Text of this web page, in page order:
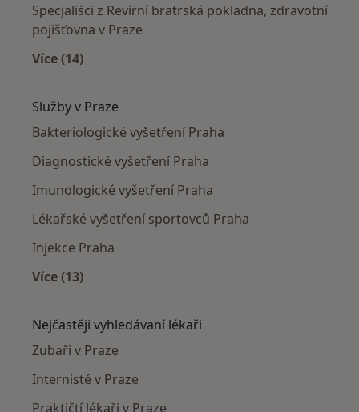
Specjaliści z Revírní bratrská pokladna, zdravotní
pojišťovna v Praze
Více (14)
Služby v Praze
Bakteriologické vyšetření Praha
Diagnostické vyšetření Praha
Imunologické vyšetření Praha
Lékařské vyšetření sportovců Praha
Injekce Praha
Více (13)
Nejčastěji vyhledávaní lékaři
Zubaři v Praze
Internisté v Praze
Praktičtí lékaři v Praze